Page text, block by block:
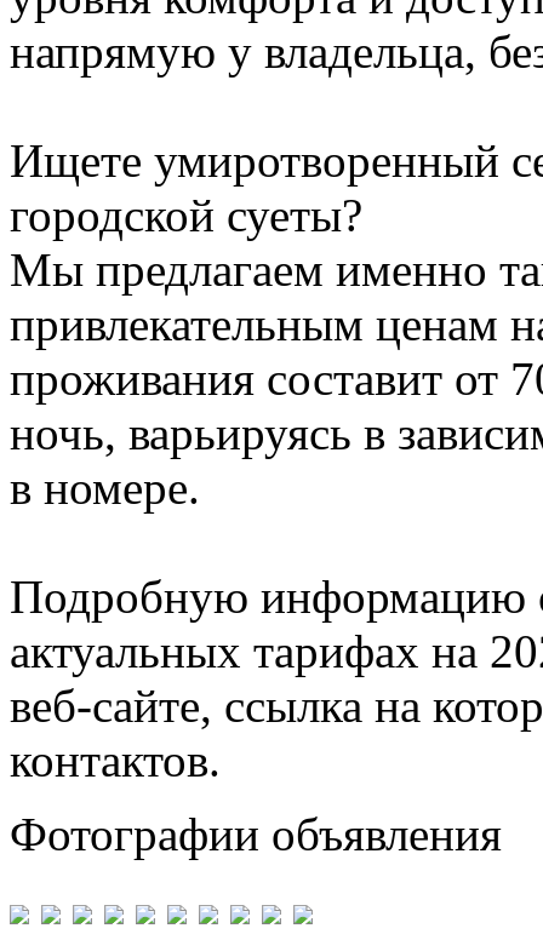
напрямую у владельца,
Ищете умиротворенный
городской суеты?
Мы предлагаем именно
привлекательным ценам
проживания составит от
ночь, варьируясь в
в номере.
Подробную информацию
актуальных тарифах на
веб-сайте, ссылка на
контактов.
Фотографии объявления